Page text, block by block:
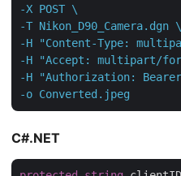
-X POST \
-T Nikon_D90_Camera.dgn \
-H "Content-Type:
-H "Accept: multipart/
-H "Authorization: Bearer
-o Converted.jpeg
C#.NET